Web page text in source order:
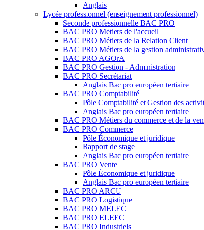
Anglais
Lycée professionnel (enseignement professionnel)
Seconde professionnelle BAC PRO
BAC PRO Métiers de l'accueil
BAC PRO Métiers de la Relation Client
BAC PRO Métiers de la gestion
BAC PRO AGOrA
BAC PRO Gestion - Administration
BAC PRO Secrétariat
Anglais Bac pro européen tertiaire
BAC PRO Comptabilité
Pôle Comptabilité et Gestion des
Anglais Bac pro européen tertiaire
BAC PRO Métiers du commerce et de la
BAC PRO Commerce
Pôle Économique et juridique
Rapport de stage
Anglais Bac pro européen tertiaire
BAC PRO Vente
Pôle Économique et juridique
Anglais Bac pro européen tertiaire
BAC PRO ARCU
BAC PRO Logistique
BAC PRO MELEC
BAC PRO ELEEC
BAC PRO Industriels